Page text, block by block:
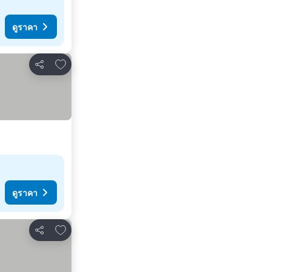
ดูราคา
แชร์
เพิ่มในรายการโปรด
ดูราคา
แชร์
เพิ่มในรายการโปรด